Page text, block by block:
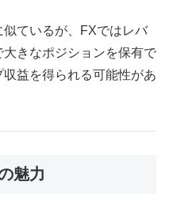
ているが、FXではレバ
きなポジションを保有で
益を得られる可能性があ
魅力